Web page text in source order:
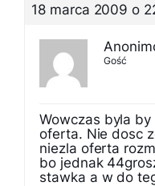
18 marca 2009 o
Gość
Wowczas byla
oferta. Nie dosc
niezla oferta
bo jednak
stawka a w do